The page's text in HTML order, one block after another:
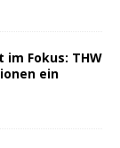
Fokus: THW
ein